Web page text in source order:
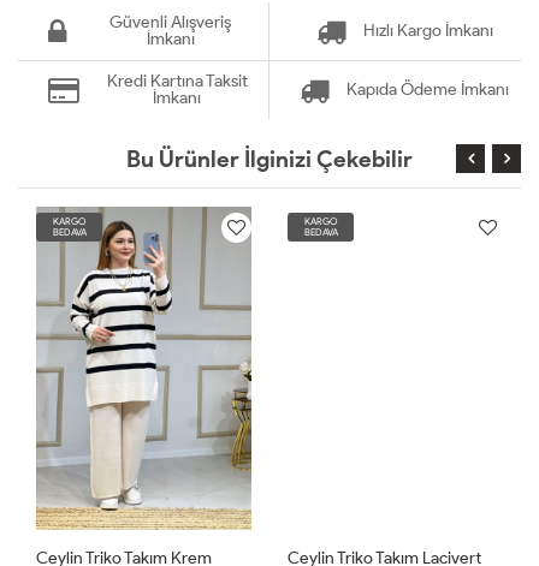
Güvenli Alışveriş
İmkanı
Hızlı Kargo İmkanı
Kredi Kartına Taksit
İmkanı
Kapıda Ödeme İmkanı
Bu Ürünler İlginizi Çekebilir
KARGO
BEDAVA
Ceylin Triko Takım Krem
KARGO
BEDAVA
Ceylin Triko Takım Lacivert